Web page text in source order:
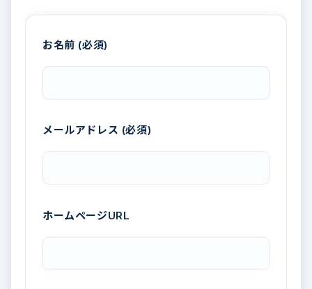
お名前 (必須)
メールアドレス (必須)
ホームページURL